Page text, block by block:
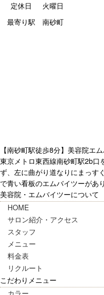
定休日
火曜日
最寄り駅
南砂町
【南砂町駅徒歩8分】美容院エ
東京メトロ東西線南砂町駅2b口
ず、左に曲がり道なりにまっす
で青い看板のエムバイツーがあり
美容院・エムバイツーについて
HOME
サロン紹介・アクセス
スタッフ
メニュー
料金表
リクルート
こだわりメニュー
カラー